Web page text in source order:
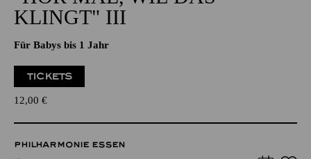
Für Babys bis 1 Jahr
PHILHARMONIE ESSEN
Donnerstag
15.04.2027